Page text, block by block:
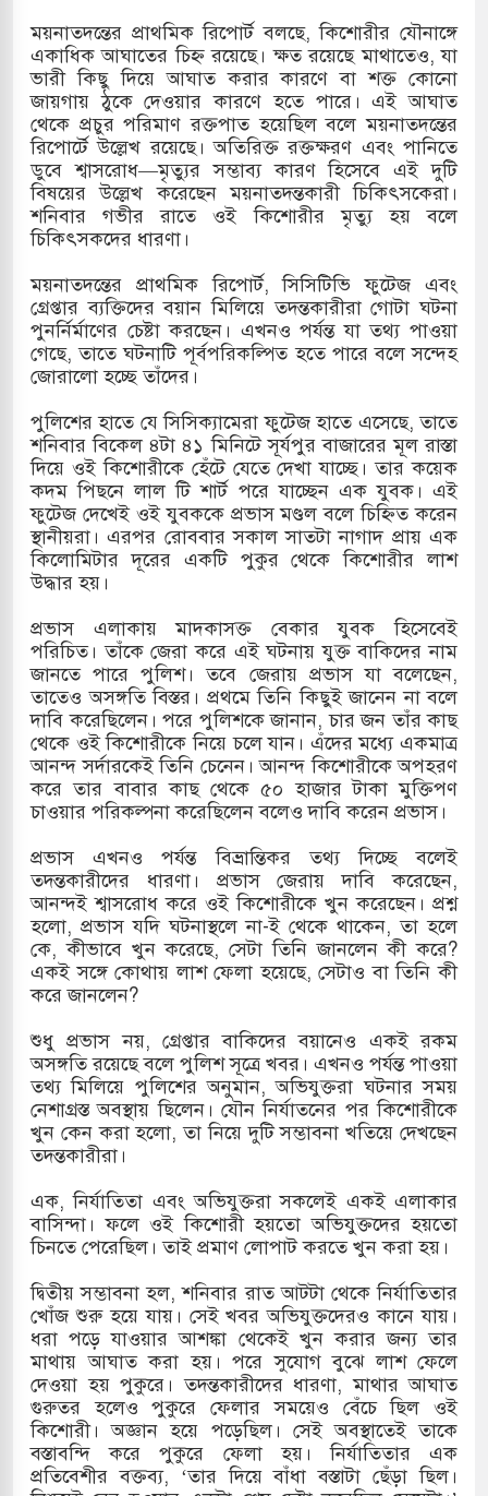
ছাত্রদল ও ছাত্রলীগের আচরণ ইসরায়েলের
পথে ইসরায়েলীরা,হাতছাড়ার ঝুঁকিতে জরুরি
ঢলে ফুঁসে উঠেছে তিস্তা
মুক্তির দাবিতে পাকিস্তানজুড়ে পিটিআইয়ের আজ
ময়নাতদন্তের প্রাথমিক রিপোর্ট বলছে, কিশোরীর যৌনাঙ্গে
একাধিক আঘাতের চিহ্ন রয়েছে। ক্ষত রয়েছে মাথাতেও, যা
ভারী কিছু দিয়ে আঘাত করার কারণে বা শক্ত কোনো
জায়গায় ঠুকে দেওয়ার কারণে হতে পারে। এই আঘাত
থেকে প্রচুর পরিমাণ রক্তপাত হয়েছিল বলে ময়নাতদন্তের
রিপোর্টে উল্লেখ রয়েছে। অতিরিক্ত রক্তক্ষরণ এবং পানিতে
ডুবে শ্বাসরোধ—মৃত্যুর সম্ভাব্য কারণ হিসেবে এই দুটি
বিষয়ের উল্লেখ করেছেন ময়নাতদন্তকারী চিকিৎসকেরা।
শনিবার গভীর রাতে ওই কিশোরীর মৃত্যু হয় বলে
চিকিৎসকদের ধারণা।
ময়নাতদন্তের প্রাথমিক রিপোর্ট, সিসিটিভি ফুটেজ এবং
গ্রেপ্তার ব্যক্তিদের বয়ান মিলিয়ে তদন্তকারীরা গোটা ঘটনা
পুনর্নির্মাণের চেষ্টা করছেন। এখনও পর্যন্ত যা তথ্য পাওয়া
গেছে, তাতে ঘটনাটি পূর্বপরিকল্পিত হতে পারে বলে সন্দেহ
জোরালো হচ্ছে তাঁদের।
পুলিশের হাতে যে সিসিক্যামেরা ফুটেজ হাতে এসেছে, তাতে
শনিবার বিকেল ৪টা ৪১ মিনিটে সূর্যপুর বাজারের মূল রাস্তা
দিয়ে ওই কিশোরীকে হেঁটে যেতে দেখা যাচ্ছে। তার কয়েক
কদম পিছনে লাল টি শার্ট পরে যাচ্ছেন এক যুবক। এই
ফুটেজ দেখেই ওই যুবককে প্রভাস মণ্ডল বলে চিহ্নিত করেন
স্থানীয়রা। এরপর রোববার সকাল সাতটা নাগাদ প্রায় এক
কিলোমিটার দূরের একটি পুকুর থেকে কিশোরীর লাশ
উদ্ধার হয়।
প্রভাস এলাকায় মাদকাসক্ত বেকার যুবক হিসেবেই
পরিচিত। তাঁকে জেরা করে এই ঘটনায় যুক্ত বাকিদের নাম
জানতে পারে পুলিশ। তবে জেরায় প্রভাস যা বলেছেন,
তাতেও অসঙ্গতি বিস্তর। প্রথমে তিনি কিছুই জানেন না বলে
দাবি করেছিলেন। পরে পুলিশকে জানান, চার জন তাঁর কাছ
থেকে ওই কিশোরীকে নিয়ে চলে যান। এঁদের মধ্যে একমাত্র
আনন্দ সর্দারকেই তিনি চেনেন। আনন্দ কিশোরীকে অপহরণ
করে তার বাবার কাছ থেকে ৫০ হাজার টাকা মুক্তিপণ
চাওয়ার পরিকল্পনা করেছিলেন বলেও দাবি করেন প্রভাস।
প্রভাস এখনও পর্যন্ত বিভ্রান্তিকর তথ্য দিচ্ছে বলেই
তদন্তকারীদের ধারণা। প্রভাস জেরায় দাবি করেছেন,
আনন্দই শ্বাসরোধ করে ওই কিশোরীকে খুন করেছেন। প্রশ্ন
হলো, প্রভাস যদি ঘটনাস্থলে না-ই থেকে থাকেন, তা হলে
কে, কীভাবে খুন করেছে, সেটা তিনি জানলেন কী করে?
একই সঙ্গে কোথায় লাশ ফেলা হয়েছে, সেটাও বা তিনি কী
করে জানলেন?
শুধু প্রভাস নয়, গ্রেপ্তার বাকিদের বয়ানেও একই রকম
অসঙ্গতি রয়েছে বলে পুলিশ সূত্রে খবর। এখনও পর্যন্ত পাওয়া
তথ্য মিলিয়ে পুলিশের অনুমান, অভিযুক্তরা ঘটনার সময়
নেশাগ্রস্ত অবস্থায় ছিলেন। যৌন নির্যাতনের পর কিশোরীকে
খুন কেন করা হলো, তা নিয়ে দুটি সম্ভাবনা খতিয়ে দেখছেন
তদন্তকারীরা।
এক, নির্যাতিতা এবং অভিযুক্তরা সকলেই একই এলাকার
বাসিন্দা। ফলে ওই কিশোরী হয়তো অভিযুক্তদের হয়তো
চিনতে পেরেছিল। তাই প্রমাণ লোপাট করতে খুন করা হয়।
দ্বিতীয় সম্ভাবনা হল, শনিবার রাত আটটা থেকে নির্যাতিতার
খোঁজ শুরু হয়ে যায়। সেই খবর অভিযুক্তদেরও কানে যায়।
ধরা পড়ে যাওয়ার আশঙ্কা থেকেই খুন করার জন্য তার
মাথায় আঘাত করা হয়। পরে সুযোগ বুঝে লাশ ফেলে
দেওয়া হয় পুকুরে। তদন্তকারীদের ধারণা, মাথার আঘাত
গুরুতর হলেও পুকুরে ফেলার সময়েও বেঁচে ছিল ওই
কিশোরী। অজ্ঞান হয়ে পড়েছিল। সেই অবস্থাতেই তাকে
বস্তাবন্দি করে পুকুরে ফেলা হয়। নির্যাতিতার এক
প্রতিবেশীর বক্তব্য, ‘তার দিয়ে বাঁধা বস্তাটা ছেঁড়া ছিল।